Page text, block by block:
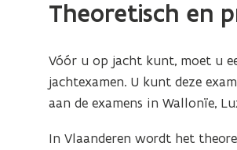
Theoretisch en
Vóór u op jacht kunt, moet u
jachtexamen. U kunt deze
aan de examens in Wallonïe,
In Vlaanderen wordt het